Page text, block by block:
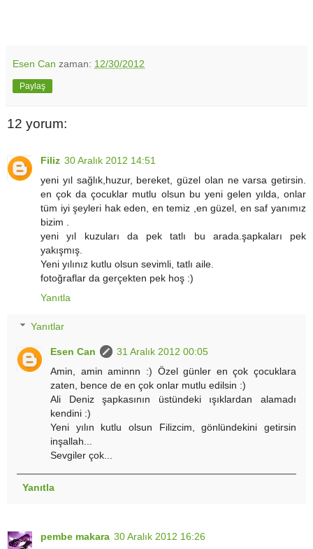
Esen Can zaman: 12/30/2012
Paylaş
12 yorum:
Filiz 30 Aralık 2012 14:51
yeni yıl sağlık,huzur, bereket, güzel olan ne varsa getirsin.
en çok da çocuklar mutlu olsun bu yeni gelen yılda, onlar
tüm iyi şeyleri hak eden, en temiz ,en güzel, en saf yanımız
bizim .
yeni yıl kuzuları da pek tatlı bu arada.şapkaları pek
yakışmış.
Yeni yılınız kutlu olsun sevimli, tatlı aile.
fotoğraflar da gerçekten pek hoş :)
Yanıtla
Yanıtlar
Esen Can
31 Aralık 2012 00:05
Amin, amin aminnn :) Özel günler en çok çocuklara
zaten, bence de en çok onlar mutlu edilsin :)
Ali Deniz şapkasının üstündeki ışıklardan alamadı
kendini :)
Yeni yılın kutlu olsun Filizcim, gönlündekini getirsin
inşallah...
Sevgiler çok...
Yanıtla
pembe makara 30 Aralık 2012 16:26